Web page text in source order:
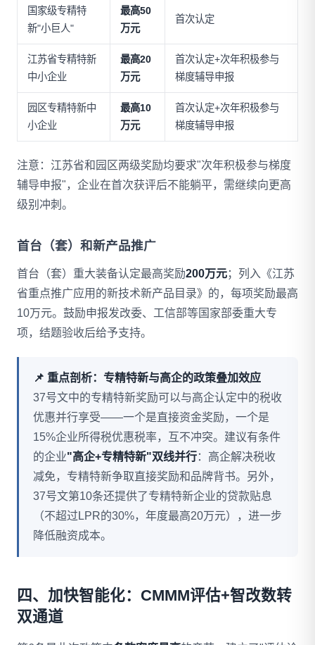
国家级专精特
新"小巨人"
最高50
万元
首次认定
江苏省专精特新
中小企业
最高20
万元
首次认定+次年积极参与
梯度辅导申报
园区专精特新中
小企业
最高10
万元
首次认定+次年积极参与
梯度辅导申报
注意：江苏省和园区两级奖励均要求"次年积极参与梯度
辅导申报"，企业在首次获评后不能躺平，需继续向更高
级别冲刺。
首台（套）和新产品推广
首台（套）重大装备认定最高奖励200万元；列入《江苏
省重点推广应用的新技术新产品目录》的，每项奖励最高
10万元。鼓励申报发改委、工信部等国家部委重大专
项，结题验收后给予支持。
📌 重点剖析：专精特新与高企的政策叠加效应
37号文中的专精特新奖励可以与高企认定中的税收
优惠并行享受——一个是直接资金奖励，一个是
15%企业所得税优惠税率，互不冲突。建议有条件
的企业"高企+专精特新"双线并行：高企解决税收
减免，专精特新争取直接奖励和品牌背书。另外，
37号文第10条还提供了专精特新企业的贷款贴息
（不超过LPR的30%，年度最高20万元），进一步
降低融资成本。
四、加快智能化：CMMM评估+智改数转
双通道